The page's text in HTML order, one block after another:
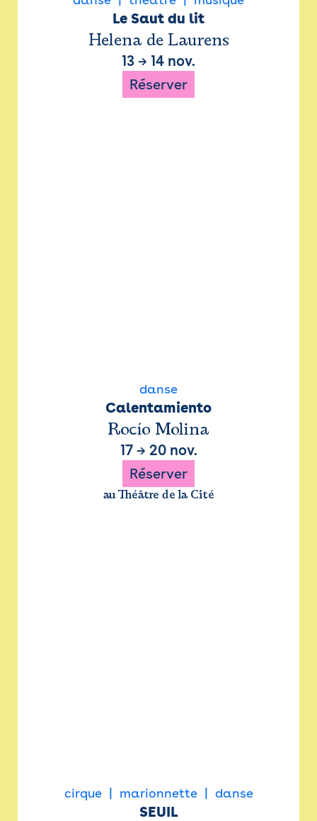
Le Saut du lit
Helena de Laurens
13 → 14 nov.
Réserver
danse
Calentamiento
Rocío Molina
17→ 20 nov.
Réserver
au Théâtre de la Cité
cirque marionnette danse
SEUIL